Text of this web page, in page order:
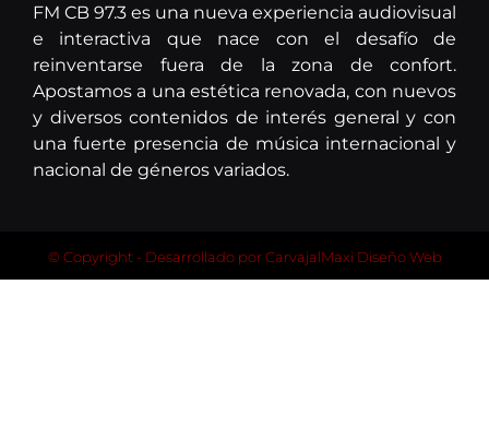
FM CB 97.3 es una nueva experiencia audiovisual
e interactiva que nace con el desafío de
reinventarse fuera de la zona de confort.
Apostamos a una estética renovada, con nuevos
y diversos contenidos de interés general y con
una fuerte presencia de música internacional y
nacional de géneros variados.
© Copyright - Desarrollado porCarvajalMaxi Diseño Web